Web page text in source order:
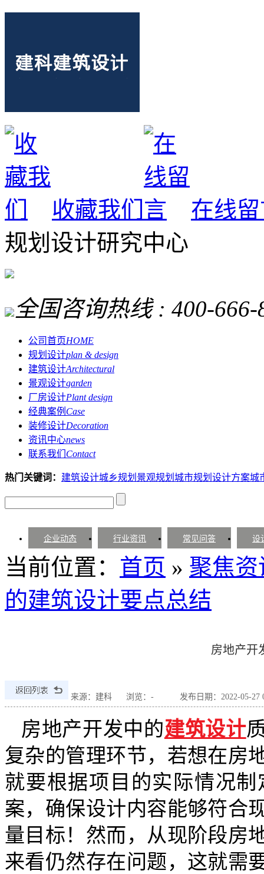
收藏我们
在线
规划设计研究中心
全国咨询热线 : 400-666-
公司首页HOME
规划设计plan & design
建筑设计Architectural
景观设计garden
厂房设计Plant design
经典案例 Case
装修设计Decoration
资讯中心news
联系我们 Contact
热门关键词： 建筑设计城乡规划 景观规划 城市规划设计方案城
企业动态 行业资讯 常见问答 设
当前位置： 首页 » 聚焦资
的建筑设计要点总结
房地产开
来源：建科 浏览： - 发布日期：2022-05-27
房地产开发中的建筑设计
复杂的管理环节，若想在房
就要根据项目的实际情况
案，确保设计内容能够符合
量目标！然而，从现阶段房
来看仍然存在问题，这就需